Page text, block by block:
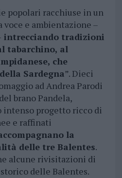
popolari racchiuse in un
voce e ambientazione –
intrecciando tradizioni
tabarchino, al
che
Sardegna”. Dieci
ad Andrea Parodi
brano Pandela,
intenso progetto ricco di
e raffinati
la
delle tre Balentes.
alcune rivisitazioni di
delle Balentes.